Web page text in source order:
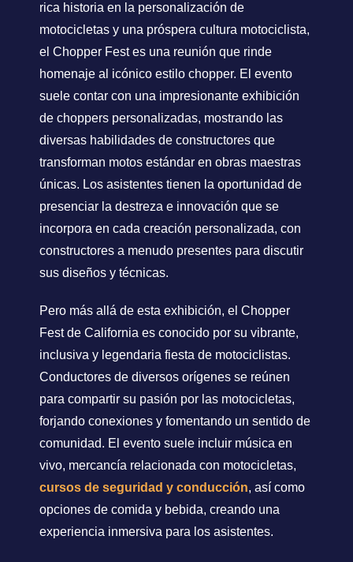
rica historia en la personalización de
motocicletas y una próspera cultura motociclista,
el Chopper Fest es una reunión que rinde
homenaje al icónico estilo chopper. El evento
suele contar con una impresionante exhibición
de choppers personalizadas, mostrando las
diversas habilidades de constructores que
transforman motos estándar en obras maestras
únicas. Los asistentes tienen la oportunidad de
presenciar la destreza e innovación que se
incorpora en cada creación personalizada, con
constructores a menudo presentes para discutir
sus diseños y técnicas.
Pero más allá de esta exhibición, el Chopper
Fest de California es conocido por su vibrante,
inclusiva y legendaria fiesta de motociclistas.
Conductores de diversos orígenes se reúnen
para compartir su pasión por las motocicletas,
forjando conexiones y fomentando un sentido de
comunidad. El evento suele incluir música en
vivo, mercancía relacionada con motocicletas,
cursos de seguridad y conducción, así como
opciones de comida y bebida, creando una
experiencia inmersiva para los asistentes.